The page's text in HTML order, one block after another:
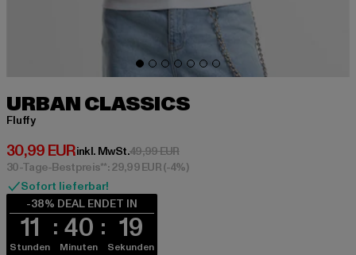
URBAN CLASSICS
Fluffy
30,99 EUR
Derzeitiger Preis: 30,99 EUR
inkl. MwSt.49,99 EURAktionspreis: 49,99 EUR
30-Tage-Bestpreis**: 29,99 EUR(-4%)
Sofort lieferbar!
-38% DEAL ENDET IN
11
Stunden
40
Minuten
18
Sekunden